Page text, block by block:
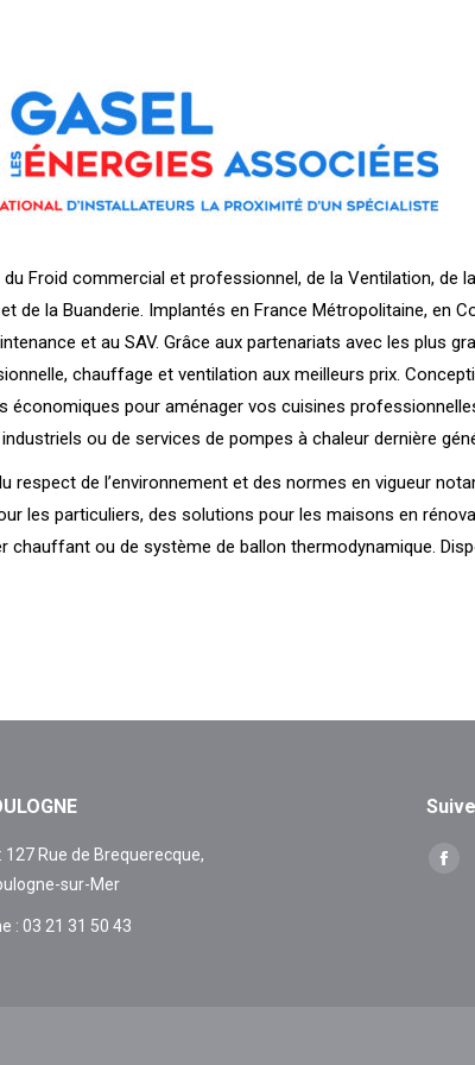
Froid commercial et professionnel, de la Ventilation, de
de la Buanderie. Implantés en France Métropolitaine, en
et au SAV. Grâce aux partenariats avec les plus
chauffage et ventilation aux meilleurs prix.
pour aménager vos cuisines
ou de services de pompes à chaleur dernière
de l’environnement et des normes en vigueur
les particuliers, des solutions pour les maisons en
ou de système de ballon thermodynamique.
127 Rue de Brequerecque,
sur-Mer
: 03 21 31 50 43